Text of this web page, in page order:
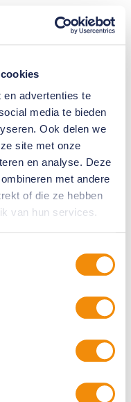
en advertenties te
media te bieden
Ook delen we
site met onze
en analyse. Deze
met andere
of die ze hebben
van hun services.